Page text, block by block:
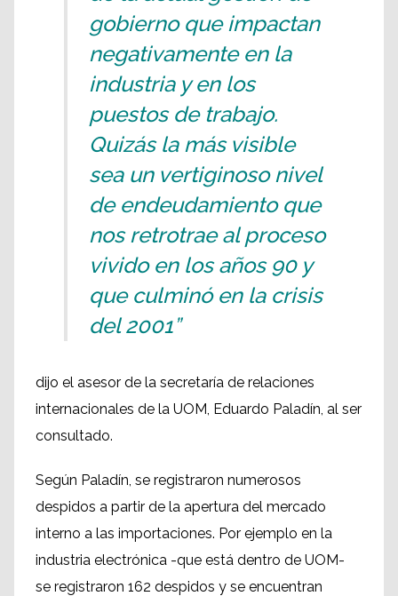
gobierno que impactan
negativamente en la
industria y en los
puestos de trabajo.
Quizás la más visible
sea un vertiginoso nivel
de endeudamiento que
nos retrotrae al proceso
vivido en los años 90 y
que culminó en la crisis
del 2001”
dijo el asesor de la secretaría de relaciones
internacionales de la UOM, Eduardo Paladín, al ser
consultado.
Según Paladín, se registraron numerosos
despidos a partir de la apertura del mercado
interno a las importaciones. Por ejemplo en la
industria electrónica -que está dentro de UOM-
se registraron 162 despidos y se encuentran